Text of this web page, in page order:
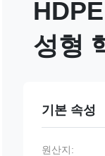
성형
기본 속성
원산지: